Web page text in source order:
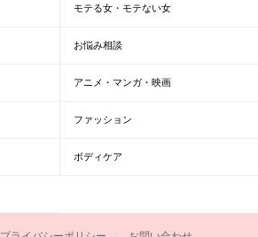
モテる女・モテない女
お悩み相談
アニメ・マンガ・映画
ファッション
ボディケア